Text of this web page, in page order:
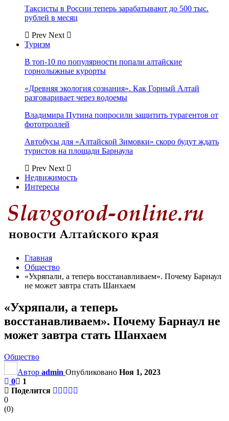
Таксисты в России теперь зарабатывают до 500 тыс.
рублей в месяц
Prev Next
Туризм
В топ-10 по популярности попали алтайские
горнолыжные курорты
«Древняя экология сознания». Как Горный Алтай
разговаривает через водоемы
Владимира Путина попросили защитить турагентов от
фототроллей
Автобусы для «Алтайской Зимовки» скоро будут ждать
туристов на площади Барнаула
Prev Next
Недвижимость
Интересы
Главная
Общество
«Ухряпали, а теперь восстанавливаем». Почему Барнаул
не может завтра стать Шанхаем
«Ухряпали, а теперь
восстанавливаем». Почему Барнаул не
может завтра стать Шанхаем
Общество
Автор admin Опубликовано Ноя 1, 2023
0
1
Поделится
0
(0)